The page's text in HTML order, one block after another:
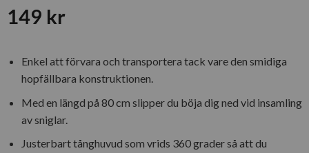
149 kr
Enkel att förvara och transportera tack vare den smidiga
hopfällbara konstruktionen.
Med en längd på 80 cm slipper du böja dig ned vid insamling
av sniglar.
Justerbart tånghuvud som vrids 360 grader så att du